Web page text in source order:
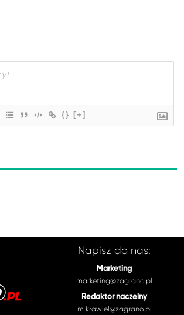
{} [+]
Napisz do nas:
Marketing
marketing@zagrano.pl
Redaktor naczelny
m.krawiel@zagrano.pl